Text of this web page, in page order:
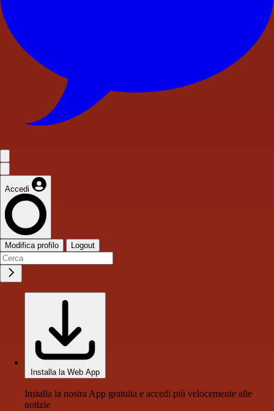
Accedi
Modifica profilo Logout
Installa la Web App
Installa la nostra App gratuita e accedi più velocemente alle
notizie